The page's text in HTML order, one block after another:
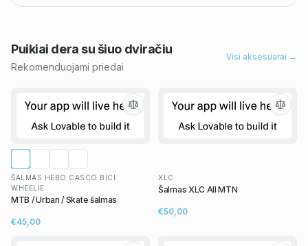
Puikiai dera su šiuo dviračiu
Rekomenduojami priedai
Visi aksesuarai →
ŠALMAS HEBO CASCO BICI
WHEELIE
MTB / Urban / Skate šalmas
€45,00
XLC
Šalmas XLC All MTN
€50,00